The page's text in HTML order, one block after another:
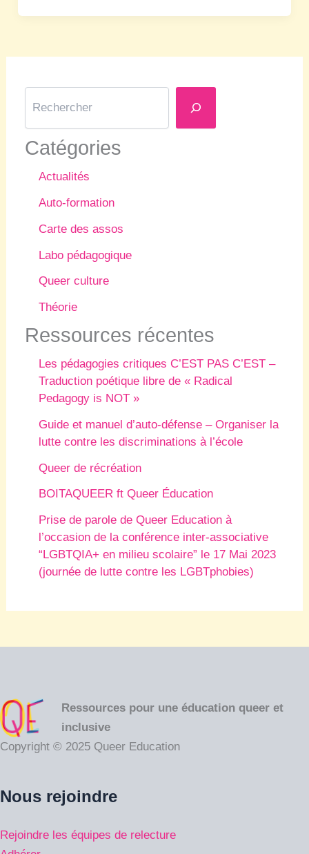
e
Catégories
Actualités
Auto-formation
Carte des assos
Labo pédagogique
Queer culture
Théorie
Ressources récentes
Les pédagogies critiques C’EST PAS C’EST –
Traduction poétique libre de « Radical
Pedagogy is NOT »
Guide et manuel d’auto-défense – Organiser la
lutte contre les discriminations à l’école
Queer de récréation
BOITAQUEER ft Queer Éducation
Prise de parole de Queer Education à
l’occasion de la conférence inter-associative
“LGBTQIA+ en milieu scolaire” le 17 Mai 2023
(journée de lutte contre les LGBTphobies)
Ressources pour une éducation queer et
inclusive
Copyright © 2025 Queer Education
Nous rejoindre
Rejoindre les équipes de relecture